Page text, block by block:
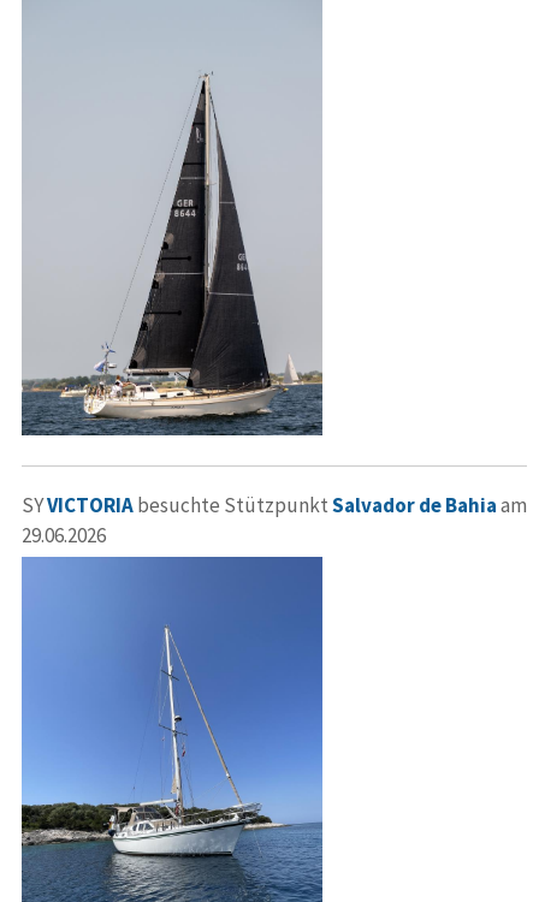
SYVICTORIAbesuchte StützpunktSalvador de Bahiaam
29.06.2026